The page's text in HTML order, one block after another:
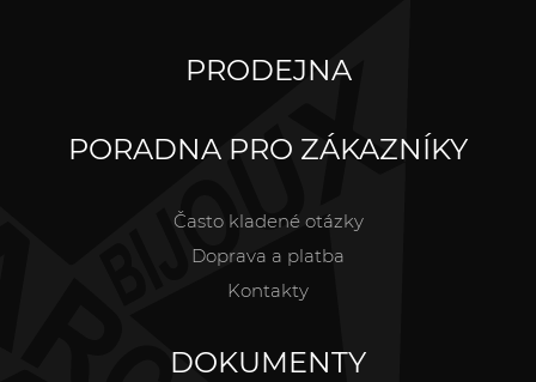
PRODEJNA
PORADNA PRO ZÁKAZNÍKY
Často kladené otázky
Doprava a platba
Kontakty
DOKUMENTY